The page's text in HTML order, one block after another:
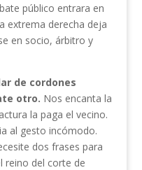
público entrara en
extrema derecha deja
en socio, árbitro y
de cordones
otro. Nos encanta la
la paga el vecino.
al gesto incómodo.
dos frases para
reino del corte de